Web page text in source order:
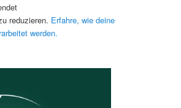
reduzieren. Erfahre, wie deine
werden.